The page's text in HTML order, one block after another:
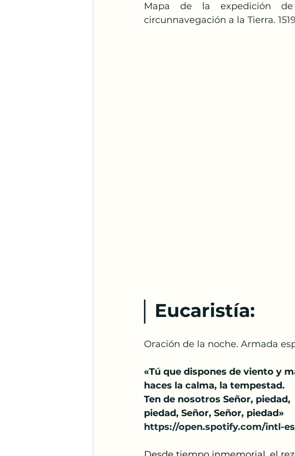
Mapa de la expedición
circunnavegación a la Tierra.
Eucaristía:
Oración de la noche. Armada
«Tú que dispones de viento y
haces la calma, la tempestad.
Ten de nosotros Señor, piedad,
piedad, Señor, Señor, piedad»
https://open.spotify.com/intl-